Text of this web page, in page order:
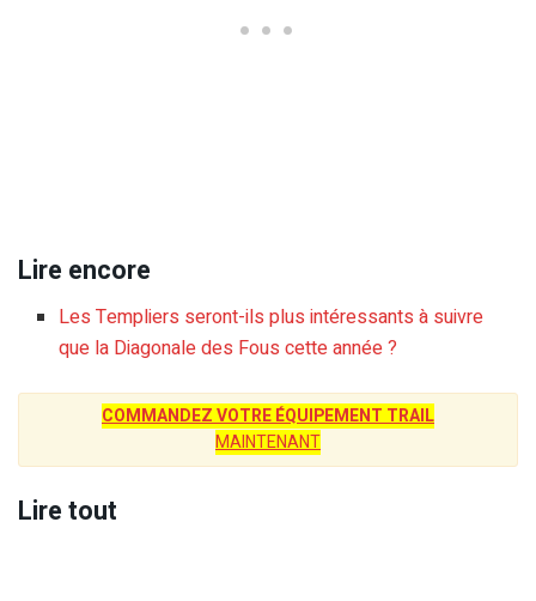
Lire encore
Les Templiers seront-ils plus intéressants à suivre
que la Diagonale des Fous cette année ?
COMMANDEZ VOTRE ÉQUIPEMENT TRAIL
MAINTENANT
Lire tout